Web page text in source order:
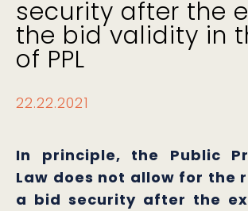
security after the
the bid validity in
of PPL
22.22.2021
In principle, the Public
Law does not allow for the
a bid security after the